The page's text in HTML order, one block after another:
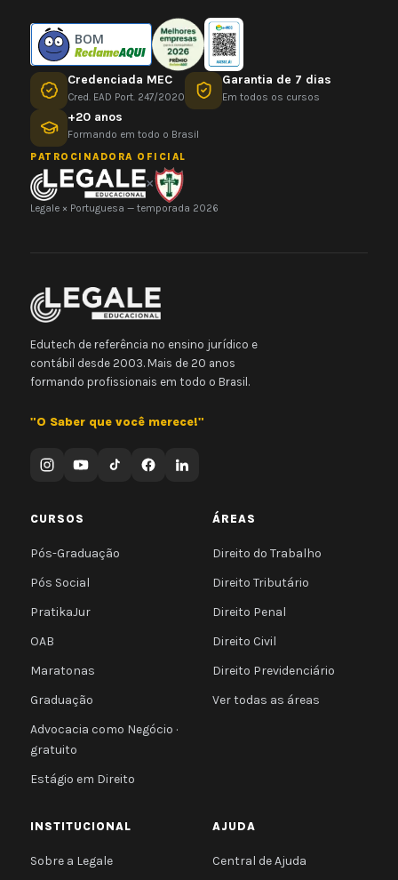
BOM
Credenciada MEC
Cred. EAD Port. 247/2020
Garantia de 7 dias
Em todos os cursos
+20 anos
Formando em todo o Brasil
PATROCINADORA OFICIAL
×
Legale × Portuguesa — temporada 2026
Edutech de referência no ensino jurídico e
contábil desde 2003. Mais de 20 anos
formando profissionais em todo o Brasil.
"O Saber que você merece!"
CURSOS
Pós-Graduação
Pós Social
PratikaJur
OAB
Maratonas
Graduação
Advocacia como Negócio ·
gratuito
Estágio em Direito
ÁREAS
Direito do Trabalho
Direito Tributário
Direito Penal
Direito Civil
Direito Previdenciário
Ver todas as áreas
INSTITUCIONAL
Sobre a Legale
AJUDA
Central de Ajuda